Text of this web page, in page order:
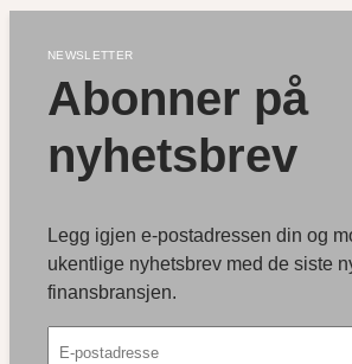
NEWSLETTER
Abonner på
nyhetsbrev
Legg igjen e-postadressen din og
ukentlige nyhetsbrev med de siste
finansbransjen.